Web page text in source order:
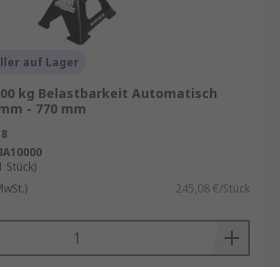
auf Lager
kg Belastbarkeit Automatisch
- 770 mm
Stück)
245,08 €/Stück